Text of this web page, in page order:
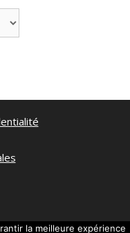
la meilleure expérience